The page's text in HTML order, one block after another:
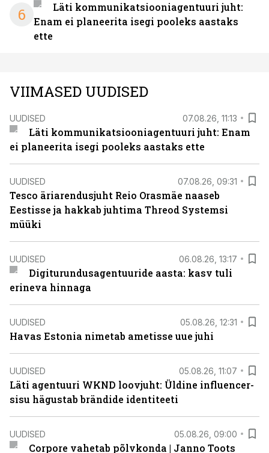
6
Läti kommunikatsiooniagentuuri juht:
Enam ei planeerita isegi pooleks aastaks
ette
VIIMASED UUDISED
UUDISED 07.08.26, 11:13
Läti kommunikatsiooniagentuuri juht: Enam
ei planeerita isegi pooleks aastaks ette
UUDISED 07.08.26, 09:31
Tesco äriarendusjuht Reio Orasmäe naaseb
Eestisse ja hakkab juhtima Threod Systemsi
müüki
UUDISED 06.08.26, 13:17
Digiturundusagentuuride aasta: kasv tuli
erineva hinnaga
UUDISED 05.08.26, 12:31
Havas Estonia nimetab ametisse uue juhi
UUDISED 05.08.26, 11:07
Läti agentuuri WKND loovjuht: Üldine influencer-
sisu hägustab brändide identiteeti
UUDISED 05.08.26, 09:00
Corpore vahetab põlvkonda | Janno Toots